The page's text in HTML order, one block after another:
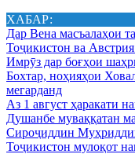
ХАБАР:
Дар Вена масъалаҳои
Тоҷикистон ва
Имрӯз дар боғҳои
Бохтар, ноҳияҳои
мегарданд
Аз 1 август ҳаракати
Душанбе муваққатан
Сироҷиддин
Тоҷикистон мулоқот